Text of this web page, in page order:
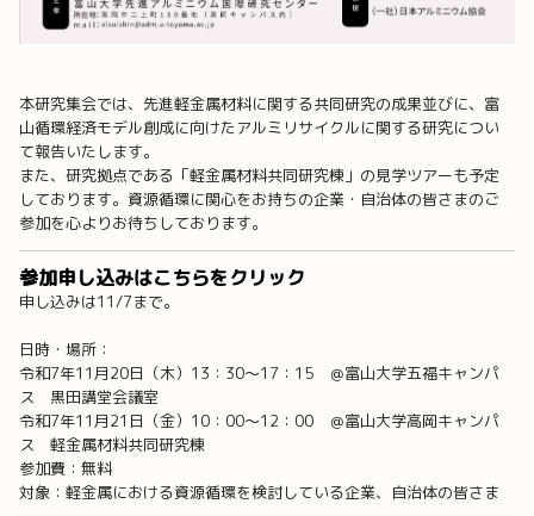
本研究集会では、先進軽金属材料に関する共同研究の成果並びに、富
山循環経済モデル創成に向けたアルミリサイクルに関する研究につい
て報告いたします。
また、研究拠点である「軽金属材料共同研究棟」の見学ツアーも予定
しております。資源循環に関心をお持ちの企業・自治体の皆さまのご
参加を心よりお待ちしております。
参加申し込みはこちらをクリック
申し込みは11/7まで。
日時・場所：
令和7年11月20日（木）13：30～17：15 ＠富山大学五福キャンパ
ス 黒田講堂会議室
令和7年11月21日（金）10：00～12：00 ＠富山大学高岡キャンパ
ス 軽金属材料共同研究棟
参加費：無料
対象：軽金属における資源循環を検討している企業、自治体の皆さま